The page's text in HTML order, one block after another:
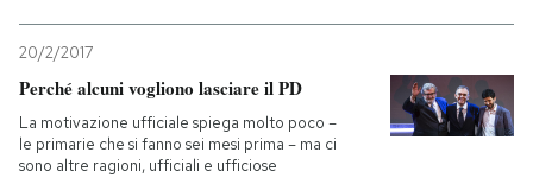
20/2/2017
Perché alcuni vogliono lasciare il PD
La motivazione ufficiale spiega molto poco –
le primarie che si fanno sei mesi prima – ma ci
sono altre ragioni, ufficiali e ufficiose